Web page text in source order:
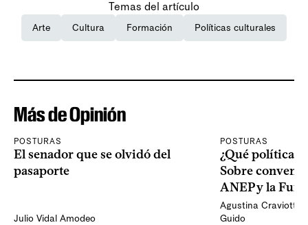
Temas del artículo
Arte Cultura Formación Políticas culturales
Más de Opinión
POSTURAS
El senador que se olvidó del
pasaporte
Julio Vidal Amodeo
POSTURAS
¿Qué política
Sobre
ANEP y la
Agustina Craviotto
Guido